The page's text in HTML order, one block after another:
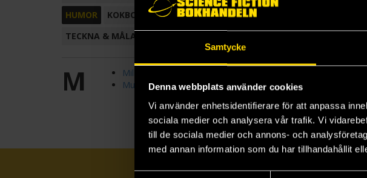
Samtycke
Denna webbplats använder cookies
Vi använder enhetsidentifierare för att anpassa
sociala medier och analysera vår trafik. Vi
till de sociala medier och annons- och
med annan information som du har tillhandahållit
HUMOR
KOKBOK KONSTBOK KORTROMAN
TECKNA & MÅLA
M
Milk & Mocha Comics Collections
Muralgranskaren